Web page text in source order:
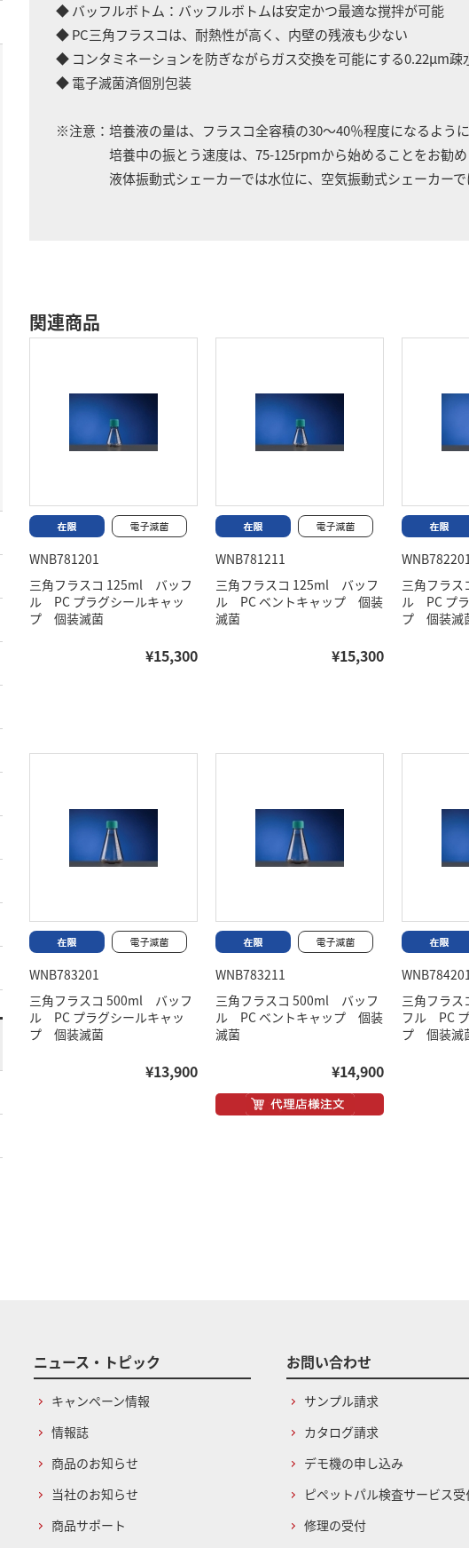
◆ バッフルボトム：バッフルボトムは安定かつ最適な撹拌が可能
◆ PC三角フラスコは、耐熱性が高く、内壁の残液も少ない
◆ コンタミネーションを防ぎながらガス交換を可能にする0.22μm
◆ 電子滅菌済個別包装
※注意：培養液の量は、フラスコ全容積の30～40％程度になるように
培養中の振とう速度は、75-125rpmから始めることをお勧め
液体振動式シェーカーでは水位に、空気振動式シェーカーでは
関連商品
WNB781201
三角フラスコ 125ml バッフ
ル PC プラグシールキャッ
プ 個装滅菌
¥15,300
WNB781211
三角フラスコ 125ml バッフ
ル PC ベントキャップ 個装
滅菌
¥15,300
三角フラ
ル PC プ
プ 個装滅
WNB783201
三角フラスコ 500ml バッフ
ル PC プラグシールキャッ
プ 個装滅菌
¥13,900
WNB783211
三角フラスコ 500ml バッフ
ル PC ベントキャップ 個装
滅菌
¥14,900
三角フラ
フル PC
プ 個装滅
ニュース・トピック
キャンペーン情報
情報誌
商品のお知らせ
当社のお知らせ
商品サポート
お問い合わせ
サンプル請求
カタログ請求
デモ機の申し込み
ピペットパル検査サービス受
修理の受付